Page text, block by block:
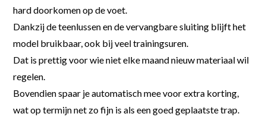
hard doorkomen op de voet.
Dankzij de teenlussen en de vervangbare sluiting blijft het
model bruikbaar, ook bij veel trainingsuren.
Dat is prettig voor wie niet elke maand nieuw materiaal wil
regelen.
Bovendien spaar je automatisch mee voor extra korting,
wat op termijn net zo fijn is als een goed geplaatste trap.